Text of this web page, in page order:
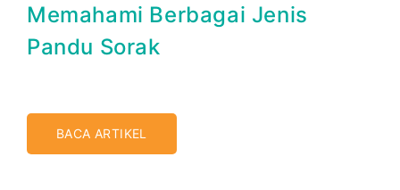
Memahami Berbagai Jenis
Pandu Sorak
BACA ARTIKEL